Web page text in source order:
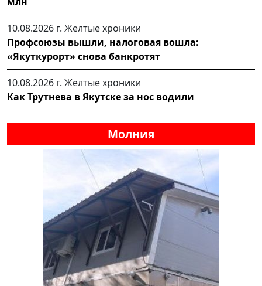
10.08.2026 г. Желтые хроники
Профсоюзы вышли, налоговая вошла:
«Якуткурорт» снова банкротят
10.08.2026 г. Желтые хроники
Как Трутнева в Якутске за нос водили
Молния